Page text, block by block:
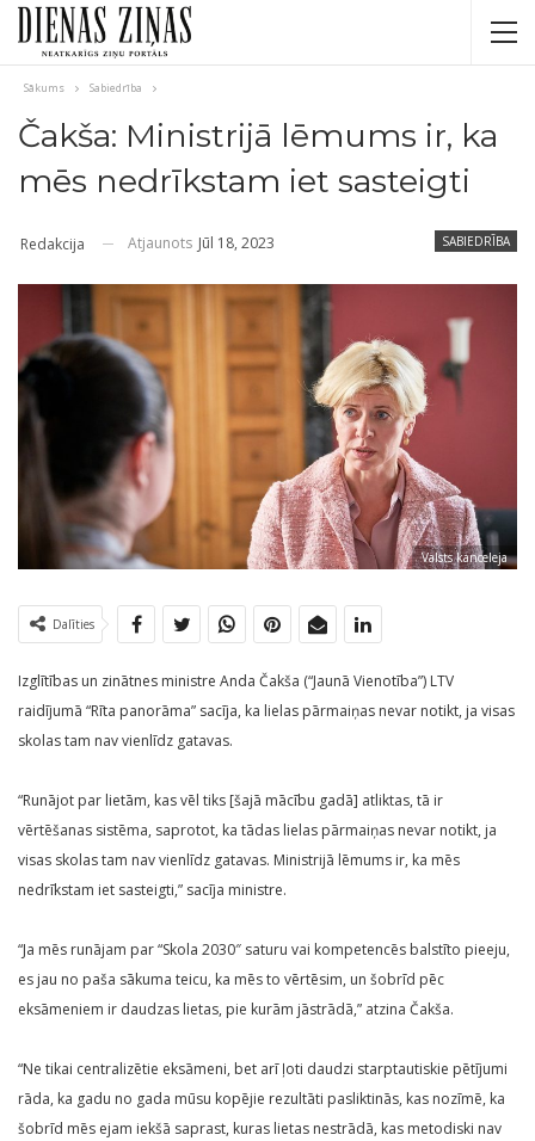
Sākums Sabiedrība
Čakša: Ministrijā lēmums ir, ka
mēs nedrīkstam iet sasteigti
SABIEDRĪBA
Redakcija Atjaunots Jūl 18, 2023
Valsts kanceleja
Dalīties
Izglītības un zinātnes ministre Anda Čakša (“Jaunā Vienotība”) LTV
raidījumā “Rīta panorāma” sacīja, ka lielas pārmaiņas nevar notikt, ja visas
skolas tam nav vienlīdz gatavas.
“Runājot par lietām, kas vēl tiks [šajā mācību gadā] atliktas, tā ir
vērtēšanas sistēma, saprotot, ka tādas lielas pārmaiņas nevar notikt, ja
visas skolas tam nav vienlīdz gatavas. Ministrijā lēmums ir, ka mēs
nedrīkstam iet sasteigti,” sacīja ministre.
“Ja mēs runājam par “Skola 2030″ saturu vai kompetencēs balstīto pieeju,
es jau no paša sākuma teicu, ka mēs to vērtēsim, un šobrīd pēc
eksāmeniem ir daudzas lietas, pie kurām jāstrādā,” atzina Čakša.
“Ne tikai centralizētie eksāmeni, bet arī ļoti daudzi starptautiskie pētījumi
rāda, ka gadu no gada mūsu kopējie rezultāti pasliktinās, kas nozīmē, ka
šobrīd mēs ejam iekšā saprast, kuras lietas nestrādā, kas metodiski nav